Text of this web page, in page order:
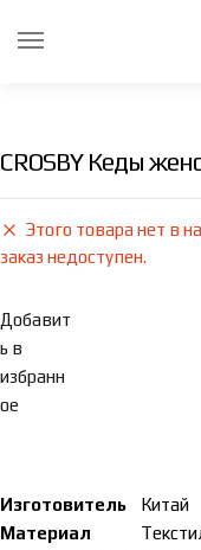
CROSBY Кеды
Этого товара нет в
заказ недоступен.
Добавит
ь в
избранн
ое
Изготовитель
Китай
Материал